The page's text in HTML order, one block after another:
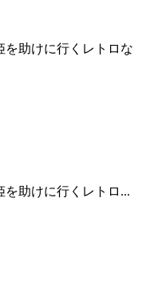
を助けに行くレトロな
助けに行くレトロ...